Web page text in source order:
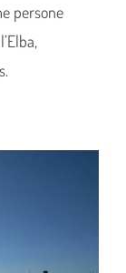
persone